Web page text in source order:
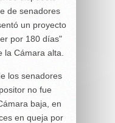
de senadores
un proyecto
por 180 días"
la Cámara alta.
los senadores
no fue
baja, en
en queja por